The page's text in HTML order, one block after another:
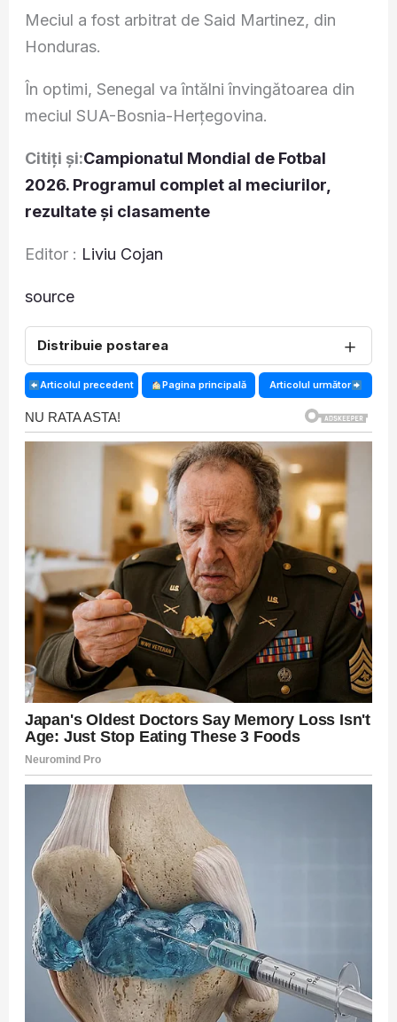
Meciul a fost arbitrat de Said Martinez, din
Honduras.
În optimi, Senegal va întălni învingătoarea din
meciul SUA-Bosnia-Herţegovina.
Citiți și:Campionatul Mondial de Fotbal
2026. Programul complet al meciurilor,
rezultate și clasamente
Editor : Liviu Cojan
source
Distribuie postarea ＋
Articolul precedent Pagina principală Articolul următor